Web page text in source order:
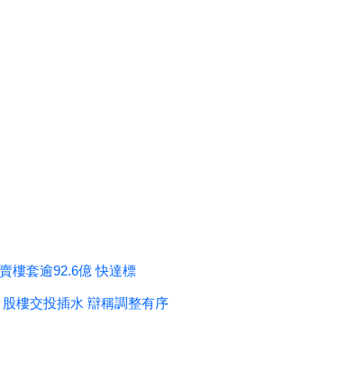
樓套逾92.6億 快達標
樓交投插水 辯稱調整有序